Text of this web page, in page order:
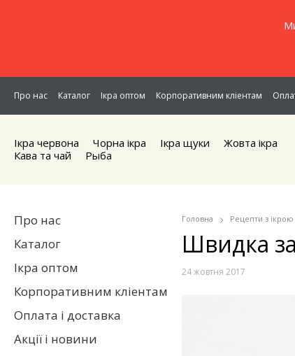
Про нас Каталог Ікра оптом Корпоративним кліентам
Ікра червона Чорна iкра Iкра щуки
Жовта iкра
Кава та чай
Рыба
Головна Рецепти з ікрою
Швидка
24 жовтня 2017
Про нас
Каталог
Ікра оптом
Корпоративним кліентам
Оплата і доставка
Акції і новини